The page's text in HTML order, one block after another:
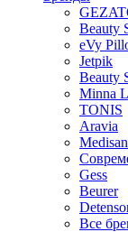
Beauty
eVy
Jetpik
Beauty
Minna
TONIS
Aravia
Gess
Beurer
Все